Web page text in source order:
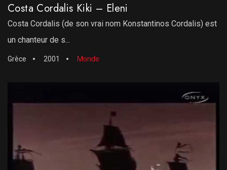
Costa Cordalis Kiki – Eleni
Costa Cordalis (de son vrai nom Konstantinos Cordalis) est
un chanteur de s...
Grèce 2001 Monde